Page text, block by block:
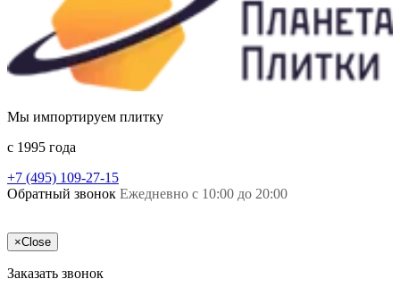
Мы импортируем плитку
c 1995 года
+7 (495) 109-27-15
Обратный звонок Ежедневно с 10:00 до 20:00
×Close
Заказать звонок